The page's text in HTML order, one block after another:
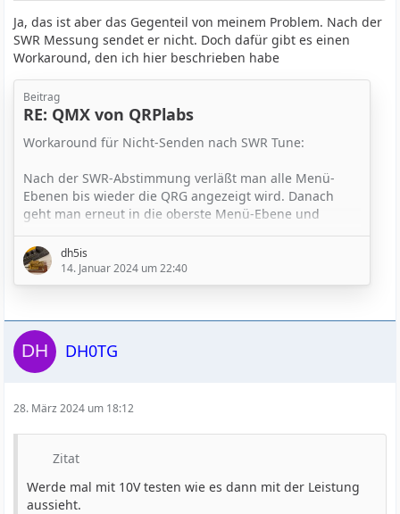
Hi Kevin
A bug yes, i think so too... Please work around it until I
73 Hans G0UPL
Ja, das ist aber das Gegenteil von meinem Problem. Nach der
SWR Messung sendet er nicht. Doch dafür gibt es einen
Workaround, den ich hier beschrieben habe
Beitrag
RE: QMX von QRPlabs
Workaround für Nicht-Senden nach SWR Tune:
Nach der SWR-Abstimmung verläßt manalle Menü-
Ebenen bis wieder die QRG angezeigt wird. Danach
geht man erneut in die oberste Menü-Ebene und
verläßt diese anschließend sofort wieder. Nach der
Prozedur sendet der QMX ohne dass man ihn aus- und
wieder einschalten muss.
trotzdem immer wieder verstümmelte Zeichen.
Deswegen ist hier extern ein Open CW Keyer im
Einsatz. Allerdings "verschluckt" sich der QMX auch…
dh5is
14. Januar 2024 um 22:40
DH0TG
28. März 2024 um 18:12
Zitat
Werde mal mit 10V testen wie es dann mit der Leistung
aussieht.